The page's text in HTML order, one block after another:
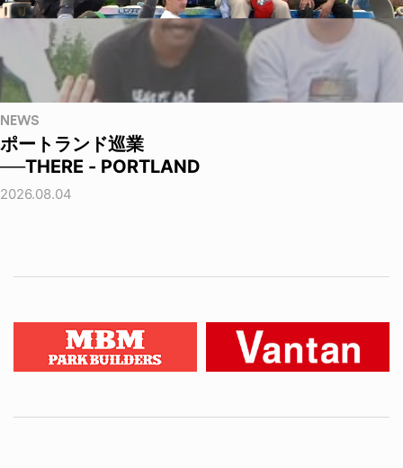
NEWS
ポートランド巡業
──THERE - PORTLAND
2026.08.04